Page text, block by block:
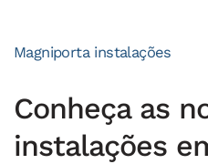
Magniporta instalações
Conheça as
instalações